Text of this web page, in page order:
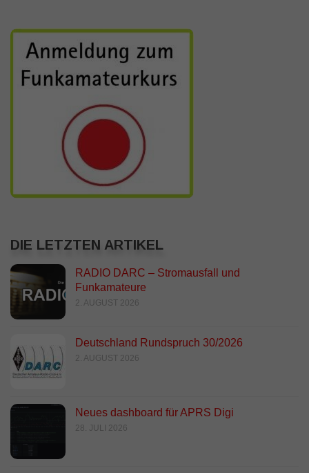
DIE LETZTEN ARTIKEL
RADIO DARC – Stromausfall und
Funkamateure
2. AUGUST 2026
Deutschland Rundspruch 30/2026
2. AUGUST 2026
Neues dashboard für APRS Digi
28. JULI 2026